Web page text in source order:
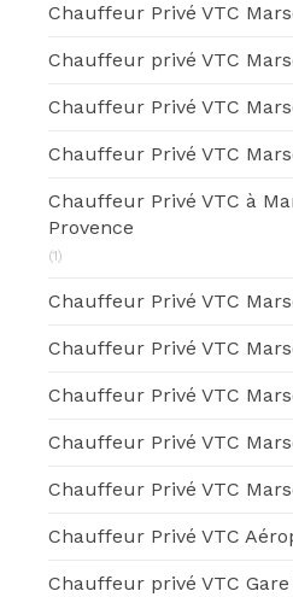
Chauffeur Privé VTC
Chauffeur privé VTC
Chauffeur Privé VTC
Chauffeur Privé VTC
Chauffeur Privé VTC à
Provence
(1)
Chauffeur Privé VTC
Chauffeur Privé VTC
Chauffeur Privé VTC
Chauffeur Privé VTC
Chauffeur Privé VTC
Chauffeur Privé VTC
Chauffeur privé VTC